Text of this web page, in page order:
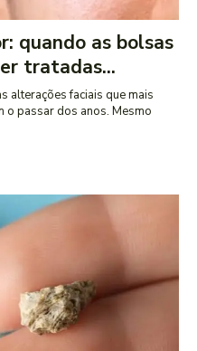
quando as bolsas
tratadas...
alterações faciais que mais
o passar dos anos. Mesmo